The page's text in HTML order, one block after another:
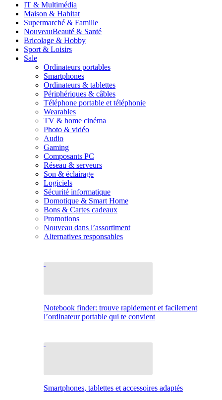
IT & Multimédia
Maison & Habitat
Supermarché & Famille
NouveauBeauté & Santé
Bricolage & Hobby
Sport & Loisirs
Sale
Ordinateurs portables
Smartphones
Ordinateurs & tablettes
Périphériques & câbles
Téléphone portable et téléphonie
Wearables
TV & home cinéma
Photo & vidéo
Audio
Gaming
Composants PC
Réseau & serveurs
Son & éclairage
Logiciels
Sécurité informatique
Domotique & Smart Home
Bons & Cartes cadeaux
Promotions
Nouveau dans l’assortiment
Alternatives responsables
Notebook finder: trouve rapidement et facilement
l’ordinateur portable qui te convient
Smartphones, tablettes et accessoires adaptés